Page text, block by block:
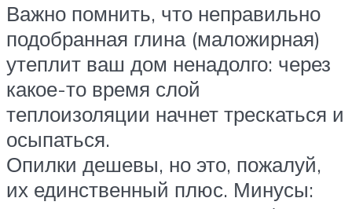
Важно помнить, что неправильно
подобранная глина (маложирная)
утеплит ваш дом ненадолго: через
какое-то время слой
теплоизоляции начнет трескаться и
осыпаться.
Опилки дешевы, но это, пожалуй,
их единственный плюс. Минусы: